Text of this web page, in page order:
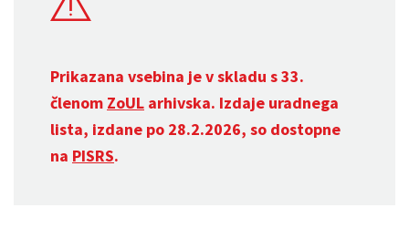
Prikazana vsebina je v skladu s 33.
členom ZoUL arhivska. Izdaje uradnega
lista, izdane po 28.2.2026, so dostopne
na PISRS.